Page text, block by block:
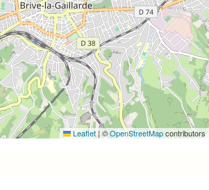
Leaflet|©OpenStreetMapcontributors